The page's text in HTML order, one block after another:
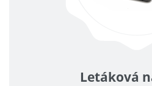
Letáková